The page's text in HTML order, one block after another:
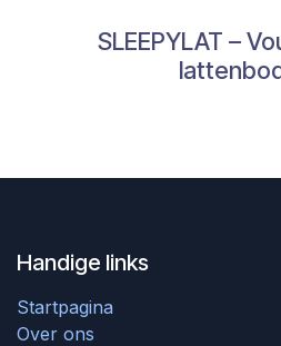
SLEEPYLAT –
Handige links
Startpagina
Over ons